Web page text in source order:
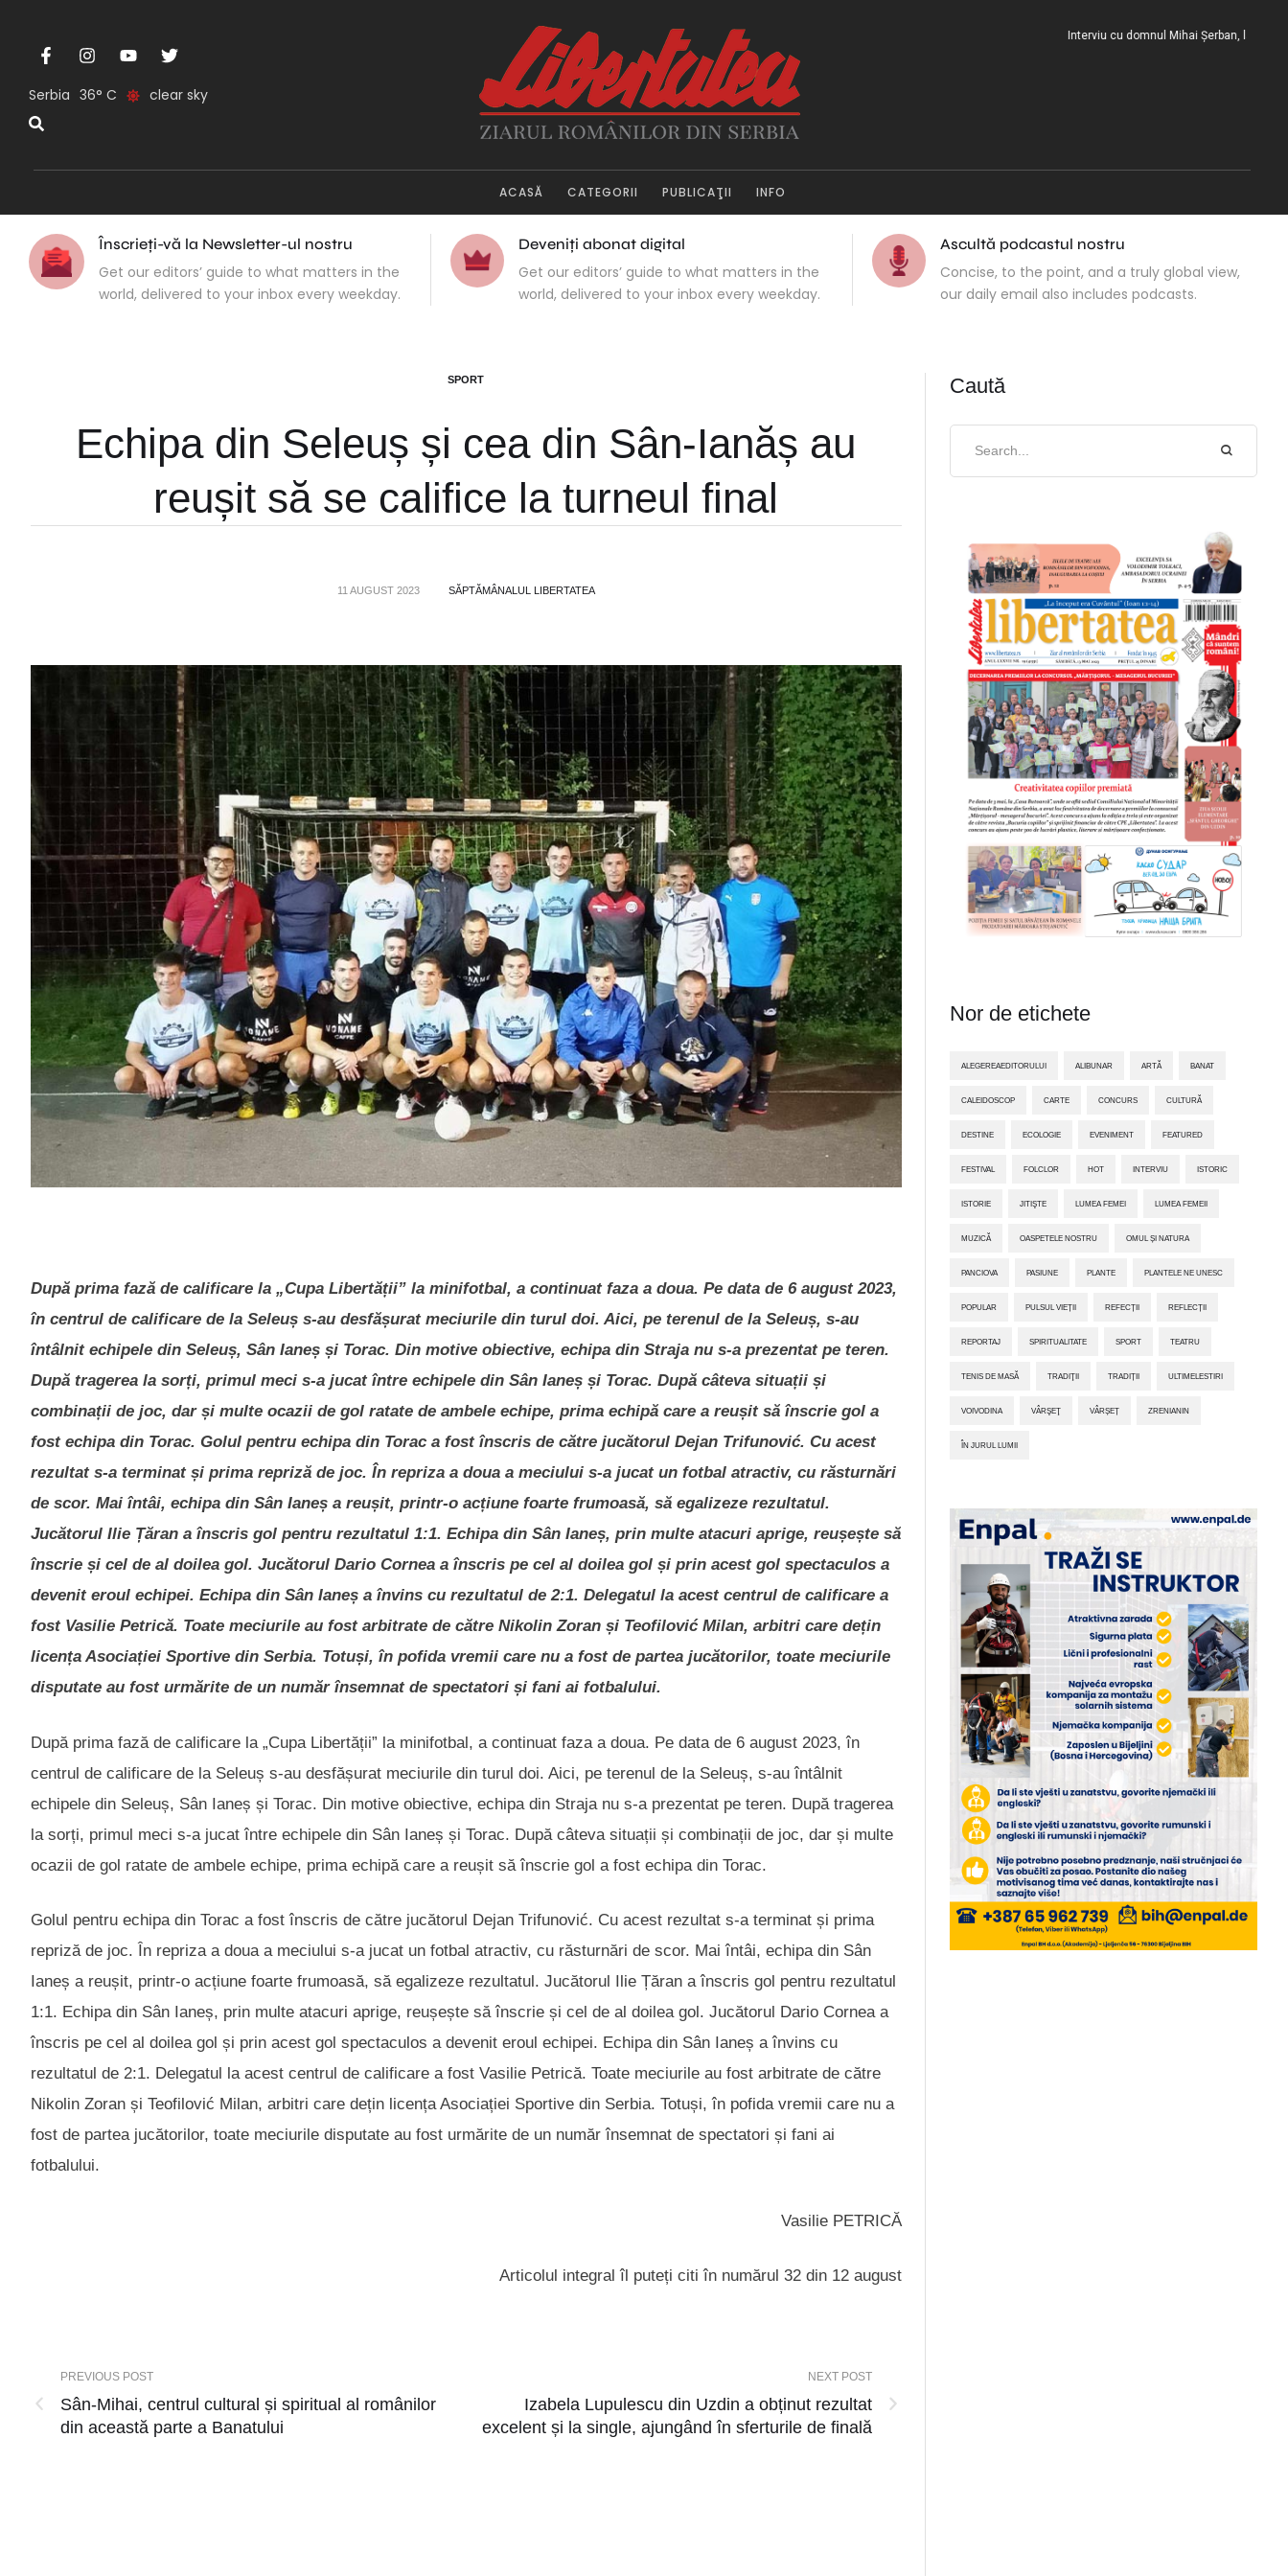
Serbia 36 clear sky
Interviu cu domnul Mihai Șerban, la încheierea
ACASĂ CATEGORII PUBLICAŢII INFO
Înscrieți-vă la Newsletter-ul nostru
Get our editors’ guide to what matters in the
world, delivered to your inbox every weekday.
Deveniți abonat digital
Get our editors’ guide to what matters in the
world, delivered to your inbox every weekday.
Ascultă podcastul nostru
Concise, to the point, and a truly global view,
our daily email also includes podcasts.
SPORT
Echipa din Seleuș și cea din Sân-Ianăș au
reușit să se califice la turneul final
11 AUGUST 2023 SĂPTĂMÂNALUL LIBERTATEA
După prima fază de calificare la „Cupa Libertății” la minifotbal, a continuat faza a doua. Pe data de 6 august 2023,
în centrul de calificare de la Seleuș s-au desfășurat meciurile din turul doi. Aici, pe terenul de la Seleuș, s-au
întâlnit echipele din Seleuș, Sân Ianeș și Torac. Din motive obiective, echipa din Straja nu s-a prezentat pe teren.
După tragerea la sorți, primul meci s-a jucat între echipele din Sân Ianeș și Torac. După câteva situații și
combinații de joc, dar și multe ocazii de gol ratate de ambele echipe, prima echipă care a reușit să înscrie gol a
fost echipa din Torac. Golul pentru echipa din Torac a fost înscris de către jucătorul Dejan Trifunović. Cu acest
rezultat s-a terminat și prima repriză de joc. În repriza a doua a meciului s-a jucat un fotbal atractiv, cu răsturnări
de scor. Mai întâi, echipa din Sân Ianeș a reușit, printr-o acțiune foarte frumoasă, să egalizeze rezultatul.
Jucătorul Ilie Țăran a înscris gol pentru rezultatul 1:1. Echipa din Sân Ianeș, prin multe atacuri aprige, reușește să
înscrie și cel de al doilea gol. Jucătorul Dario Cornea a înscris pe cel al doilea gol și prin acest gol spectaculos a
devenit eroul echipei. Echipa din Sân Ianeș a învins cu rezultatul de 2:1. Delegatul la acest centrul de calificare a
fost Vasilie Petrică. Toate meciurile au fost arbitrate de către Nikolin Zoran și Teofilović Milan, arbitri care dețin
licența Asociației Sportive din Serbia. Totuși, în pofida vremii care nu a fost de partea jucătorilor, toate meciurile
disputate au fost urmărite de un număr însemnat de spectatori și fani ai fotbalului.
După prima fază de calificare la „Cupa Libertății” la minifotbal, a continuat faza a doua. Pe data de 6 august 2023, în
centrul de calificare de la Seleuș s-au desfășurat meciurile din turul doi. Aici, pe terenul de la Seleuș, s-au întâlnit
echipele din Seleuș, Sân Ianeș și Torac. Din motive obiective, echipa din Straja nu s-a prezentat pe teren. După tragerea
la sorți, primul meci s-a jucat între echipele din Sân Ianeș și Torac. După câteva situații și combinații de joc, dar și multe
ocazii de gol ratate de ambele echipe, prima echipă care a reușit să înscrie gol a fost echipa din Torac.
Golul pentru echipa din Torac a fost înscris de către jucătorul Dejan Trifunović. Cu acest rezultat s-a terminat și prima
repriză de joc. În repriza a doua a meciului s-a jucat un fotbal atractiv, cu răsturnări de scor. Mai întâi, echipa din Sân
Ianeș a reușit, printr-o acțiune foarte frumoasă, să egalizeze rezultatul. Jucătorul Ilie Țăran a înscris gol pentru rezultatul
1:1. Echipa din Sân Ianeș, prin multe atacuri aprige, reușește să înscrie și cel de al doilea gol. Jucătorul Dario Cornea a
înscris pe cel al doilea gol și prin acest gol spectaculos a devenit eroul echipei. Echipa din Sân Ianeș a învins cu
rezultatul de 2:1. Delegatul la acest centrul de calificare a fost Vasilie Petrică. Toate meciurile au fost arbitrate de către
Nikolin Zoran și Teofilović Milan, arbitri care dețin licența Asociației Sportive din Serbia. Totuși, în pofida vremii care nu a
fost de partea jucătorilor, toate meciurile disputate au fost urmărite de un număr însemnat de spectatori și fani ai
fotbalului.
Vasilie PETRICĂ
Articolul integral îl puteți citi în numărul 32 din 12 august
PREVIOUS POST
Sân-Mihai, centrul cultural și spiritual al românilor
din această parte a Banatului
NEXT POST
Izabela Lupulescu din Uzdin a obținut rezultat
excelent și la single, ajungând în sferturile de finală
Caută
Nor de etichete
ALEGEREAEDITORULUI ALIBUNAR ARTĂ BANAT
CALEIDOSCOP CARTE CONCURS CULTURĂ
DESTINE ECOLOGIE EVENIMENT FEATURED
FESTIVAL FOLCLOR HOT INTERVIU ISTORIC
ISTORIE JITIŞTE LUMEA FEMEI LUMEA FEMEII
MUZICĂ OASPETELE NOSTRU OMUL ȘI NATURA
PANCIOVA PASIUNE PLANTE PLANTELE NE UNESC
POPULAR PULSUL VIEȚII REFECȚII REFLECȚII
REPORTAJ SPIRITUALITATE SPORT TEATRU
TENIS DE MASĂ TRADIŢII TRADIȚII ULTIMELESTIRI
VOIVODINA VÂRŞEŢ VÂRȘEȚ ZRENIANIN
ÎN JURUL LUMII